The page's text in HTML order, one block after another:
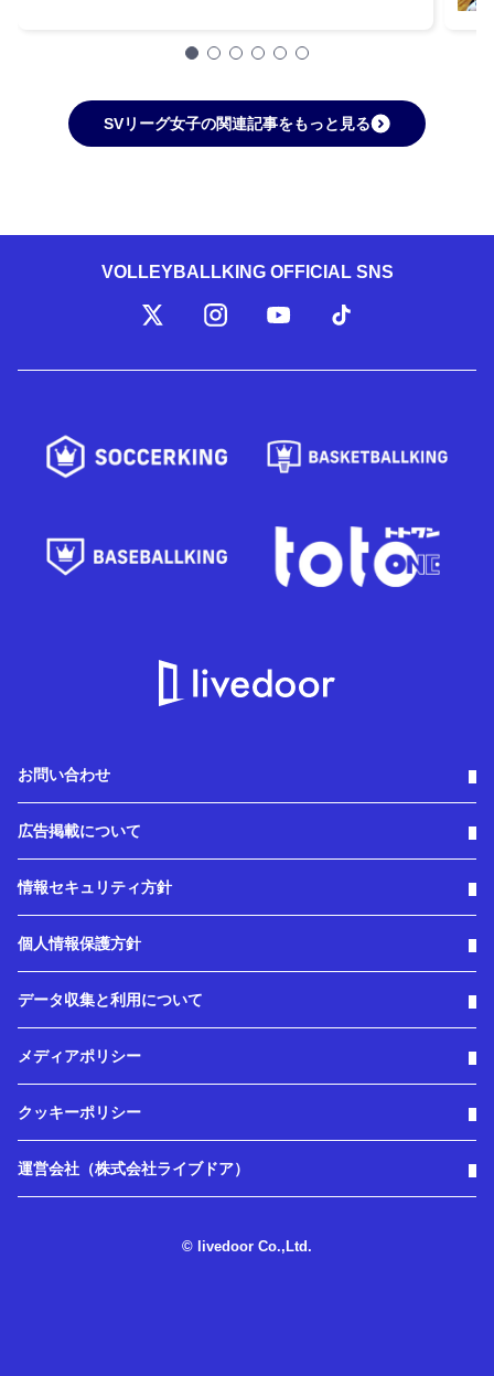
SVリーグ女子の関連記事をもっと見る
VOLLEYBALLKING OFFICIAL SNS
お問い合わせ
広告掲載について
情報セキュリティ方針
個人情報保護方針
データ収集と利用について
メディアポリシー
クッキーポリシー
運営会社（株式会社ライブドア）
© livedoor Co.,Ltd.